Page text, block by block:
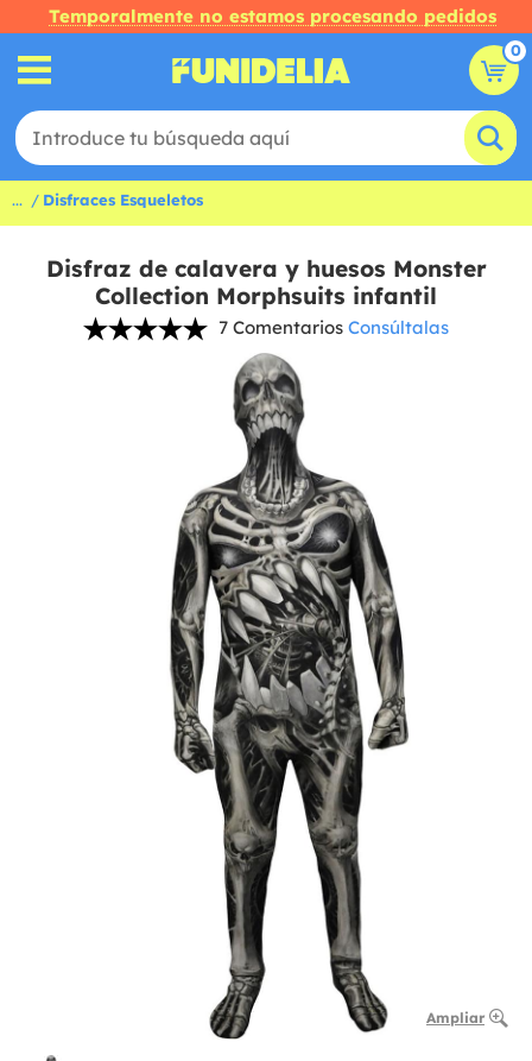
Temporalmente no estamos procesando pedidos
0
... Disfraces Esqueletos
Disfraz de calavera y huesos Monster
Collection Morphsuits infantil
7 Comentarios Consúltalas
Ampliar